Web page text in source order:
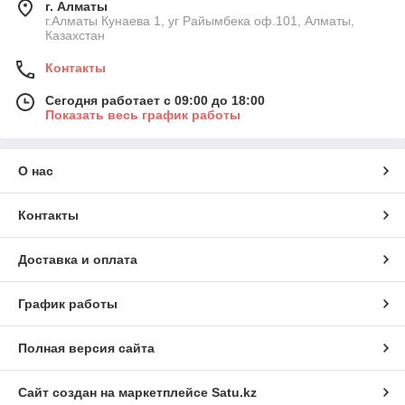
г. Алматы
г.Алматы Кунаева 1, уг Райымбека оф.101, Алматы,
Казахстан
Контакты
Сегодня работает с 09:00 до 18:00
Показать весь график работы
О нас
Контакты
Доставка и оплата
График работы
Полная версия сайта
Сайт создан на маркетплейсе Satu.kz